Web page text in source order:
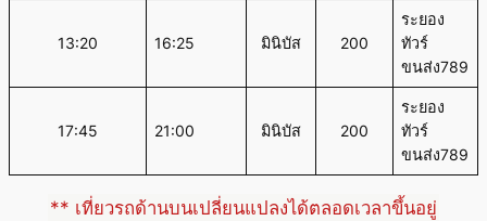
13:20 16:25 มินิบัส 200
ระยอง
ทัวร์
ขนส่ง789
17:45 21:00 มินิบัส 200
ระยอง
ทัวร์
ขนส่ง789
** เที่ยวรถด้านบนเปลี่ยนแปลงได้ตลอดเวลาขึ้นอยู่